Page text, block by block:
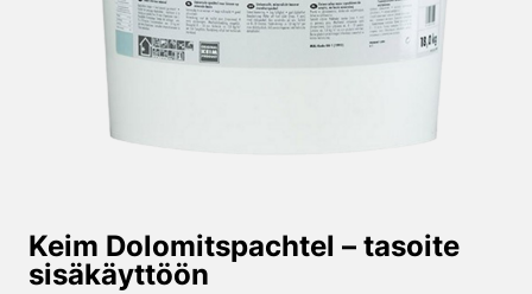
Keim Dolomitspachtel – tasoite
sisäkäyttöön